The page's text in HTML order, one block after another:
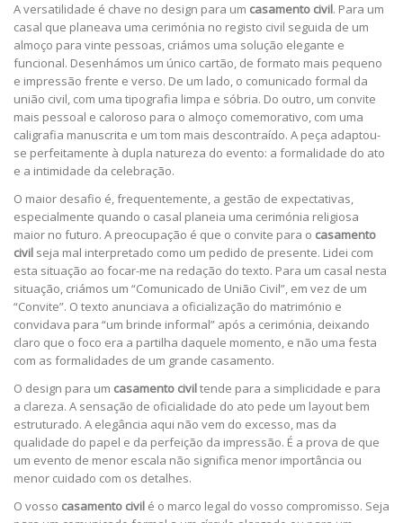
A versatilidade é chave no design para um casamento civil. Para um
casal que planeava uma cerimónia no registo civil seguida de um
almoço para vinte pessoas, criámos uma solução elegante e
funcional. Desenhámos um único cartão, de formato mais pequeno
e impressão frente e verso. De um lado, o comunicado formal da
união civil, com uma tipografia limpa e sóbria. Do outro, um convite
mais pessoal e caloroso para o almoço comemorativo, com uma
caligrafia manuscrita e um tom mais descontraído. A peça adaptou-
se perfeitamente à dupla natureza do evento: a formalidade do ato
e a intimidade da celebração.
O maior desafio é, frequentemente, a gestão de expectativas,
especialmente quando o casal planeia uma cerimónia religiosa
maior no futuro. A preocupação é que o convite para o casamento
civil seja mal interpretado como um pedido de presente. Lidei com
esta situação ao focar-me na redação do texto. Para um casal nesta
situação, criámos um “Comunicado de União Civil”, em vez de um
“Convite”. O texto anunciava a oficialização do matrimónio e
convidava para “um brinde informal” após a cerimónia, deixando
claro que o foco era a partilha daquele momento, e não uma festa
com as formalidades de um grande casamento.
O design para um casamento civiltende para a simplicidade e para
a clareza. A sensação de oficialidade do ato pede um layout bem
estruturado. A elegância aqui não vem do excesso, mas da
qualidade do papel e da perfeição da impressão. É a prova de que
um evento de menor escala não significa menor importância ou
menor cuidado com os detalhes.
O vosso casamento civil é o marco legal do vosso compromisso. Seja